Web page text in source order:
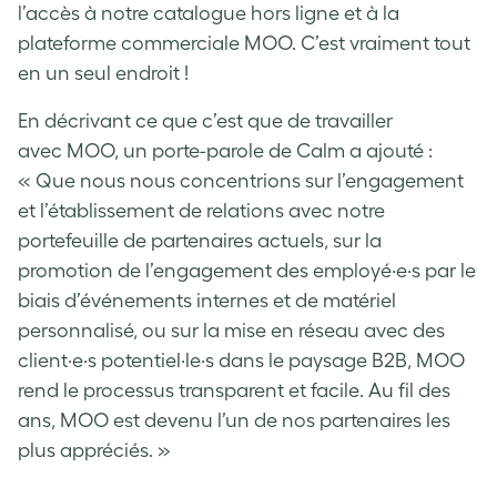
l’accès à notre catalogue hors ligne et à la
plateforme commerciale MOO. C’est vraiment tout
en un seul endroit !
En décrivant ce que c’est que de travailler
avec MOO, un porte-parole de Calm a ajouté :
« Que nous nous concentrions sur l’engagement
et l’établissement de relations avec notre
portefeuille de partenaires actuels, sur la
promotion de l’engagement des employé·e·s par le
biais d’événements internes et de matériel
personnalisé, ou sur la mise en réseau avec des
client·e·s potentiel·le·s dans le paysage B2B, MOO
rend le processus transparent et facile. Au fil des
ans, MOO est devenu l’un de nos partenaires les
plus appréciés. »